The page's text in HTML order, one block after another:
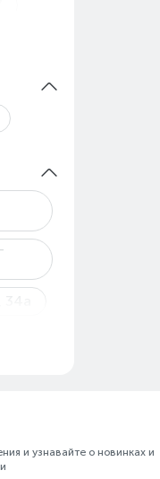
и узнавайте о новинках и